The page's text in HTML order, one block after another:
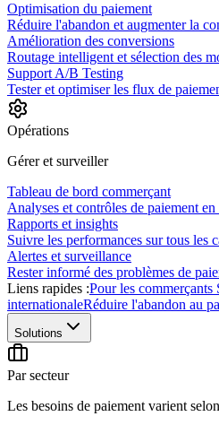
Optimisation du paiement
Réduire l'abandon et augmenter la
Amélioration des conversions
Routage intelligent et sélection des
Support A/B Testing
Tester et optimiser les flux de
Opérations
Gérer et surveiller
Tableau de bord commerçant
Analyses et contrôles de paiement en
Rapports et insights
Suivre les performances sur tous les
Alertes et surveillance
Rester informé des problèmes de
Liens rapides :Pour les commerçants
internationaleRéduire l'abandon au
Solutions
Par secteur
Les besoins de paiement varient